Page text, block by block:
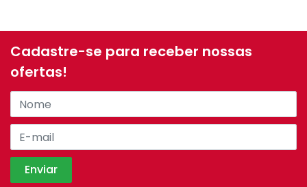
Cadastre-se para receber nossas
ofertas!